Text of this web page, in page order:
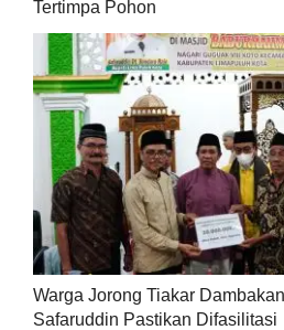
Tertimpa Pohon
Warga Jorong Tiakar
Safaruddin Pastikan Difasilitasi